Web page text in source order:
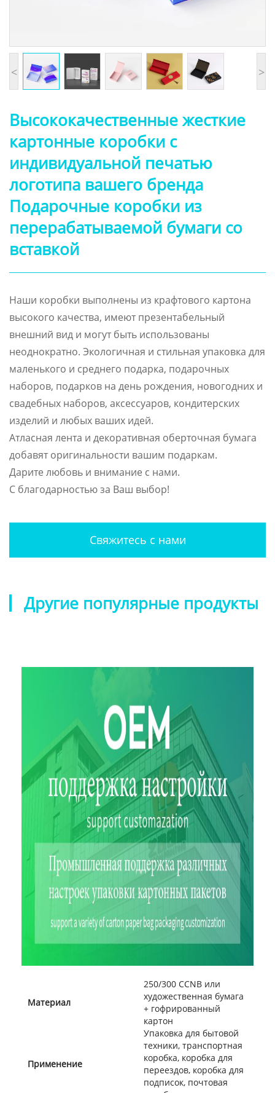
< >
Высококачественные жесткие
картонные коробки с
индивидуальной печатью
логотипа вашего бренда
Подарочные коробки из
перерабатываемой бумаги со
вставкой
Наши коробки выполнены из крафтового картона
высокого качества, имеют презентабельный
внешний вид и могут быть использованы
неоднократно. Экологичная и стильная упаковка для
маленького и среднего подарка, подарочных
наборов, подарков на день рождения, новогодних и
свадебных наборов, аксессуаров, кондитерских
изделий и любых ваших идей.
Атласная лента и декоративная оберточная бумага
добавят оригинальности вашим подаркам.
Дарите любовь и внимание с нами.
С благодарностью за Ваш выбор!
Свяжитесь с нами
Другие популярные продукты
Материал
250/300 CCNB или
художественная бумага
+ гофрированный
картон
Применение
Упаковка для бытовой
техники, транспортная
коробка, коробка для
переездов, коробка для
подписок, почтовая